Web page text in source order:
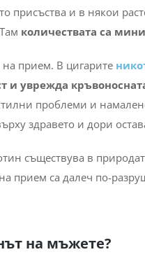
присъства и в някои
количествата са
прием. В цигарите
и уврежда
проблеми и
здравето и дори
съществува в
прием са далеч по-
на мъжете?